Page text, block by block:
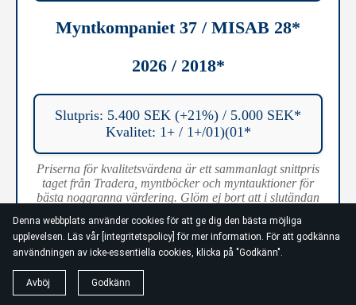
Denna webbplats använder cookies för att ge dig den bästa möjliga
upplevelsen. Läs vår [integritetspolicy] för mer information. För att godkänna
användningen av icke-essentiella cookies, klicka på "Godkänn".
Avböj Godkänn
Myntkompaniet 37 / MISAB 28*
2026 / 2018*
Slutpris: 5.400 SEK (+21%) / 5.000 SEK*
Kvalitet: 1+ / 1+/01)(01*
Priserna för kvalitetsvärdena är ett sammanlagt snittpris
taget från Tradera, myntböcker och myntauktioner för
bästa noggranna värdering. Glöm ej bort att i slutändan
auktionspriset är för lång bort från mina önakwmål för
att anses vara aktuellt pris idag för samma kvalitet.